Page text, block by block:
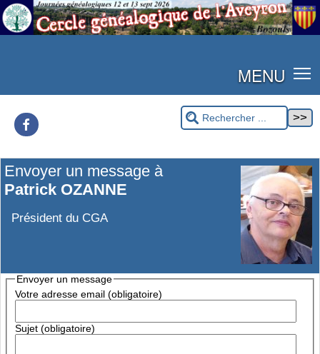
MENU
Envoyer un message à
Patrick OZANNE
Président du CGA
Envoyer un message
Votre adresse email (obligatoire)
Sujet (obligatoire)